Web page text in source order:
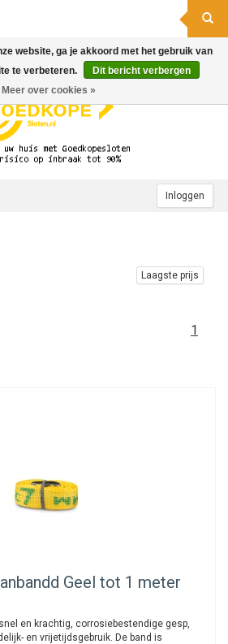
Inloggen
Laagste prijs
1
Geel tot 1 meter
en krachtig, corrosiebestendige gesp,
en vrijetijdsgebruik. De band is
website, ga je akkoord met het gebruik van
te verbeteren.
Dit bericht verbergen
Meer over cookies »